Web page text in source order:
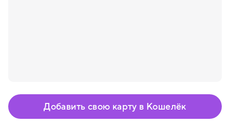
Добавить свою карту в Кошелёк